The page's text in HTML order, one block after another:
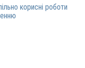
корисні роботи